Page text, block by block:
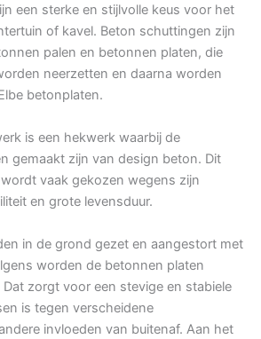
een sterke en stijlvolle keus voor het
of kavel. Beton schuttingen zijn
palen en betonnen platen, die
neerzetten en daarna worden
betonplaten.
is een hekwerk waarbij de
gemaakt zijn van design beton. Dit
vaak gekozen wegens zijn
en grote levensduur.
in de grond gezet en aangestort met
worden de betonnen platen
zorgt voor een stevige en stabiele
is tegen verscheidene
invloeden van buitenaf. Aan het